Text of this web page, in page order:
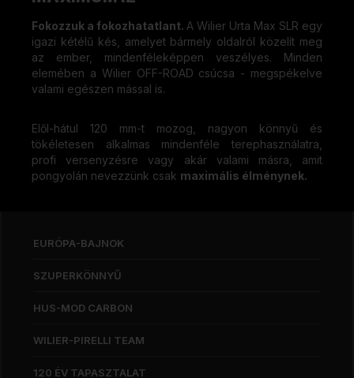
Fokozzuk a fokozhatatlant. A Wilier Urta Max SLR egy
igazi kétélű kés, amelyet bármely oldalról közelít meg
az ember, mindenféleképpen veszélyes. Minden
elemében a Wilier OFF-ROAD csúcsa - megspékelve
valami egészen mással is.
Elől-hátul 120 mm-t mozog, nagyon könnyű és
tökéletesen alkalmas mindenféle terephasználatra,
profi versenyzésre vagy akár valami másra, amit
pongyolán nevezzünk csak maximális élménynek.
EURÓPA-BAJNOK
SZUPERKÖNNYŰ
HUS-MOD CARBON
WILIER-PIRELLI TEAM
120 ÉV TAPASZTALAT